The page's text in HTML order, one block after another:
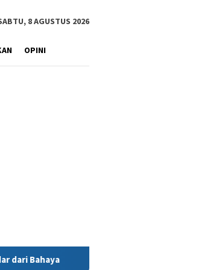
8 AGUSTUS 2026
OPINI
ID Tegaskan Dukungan Penuh Bagi PT Vale di